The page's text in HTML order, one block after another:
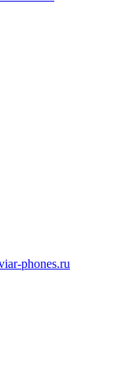
phones.ru